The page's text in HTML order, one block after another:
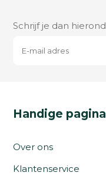
Schrijf je dan
Handige
Over ons
Klantenservice